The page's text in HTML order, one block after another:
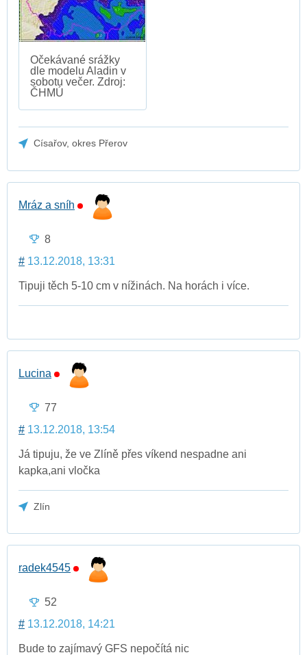
Očekávané srážky
dle modelu Aladin v
sobotu večer. Zdroj:
ČHMÚ
Císařov, okres Přerov
Mráz a sníh
8
# 13.12.2018, 13:31
Tipuji těch 5-10 cm v nížinách. Na horách i více.
Lucina
77
# 13.12.2018, 13:54
Já tipuju, že ve Zlíně přes víkend nespadne ani
kapka,ani vločka
Zlín
radek4545
52
# 13.12.2018, 14:21
Bude to zajímavý GFS nepočítá nic